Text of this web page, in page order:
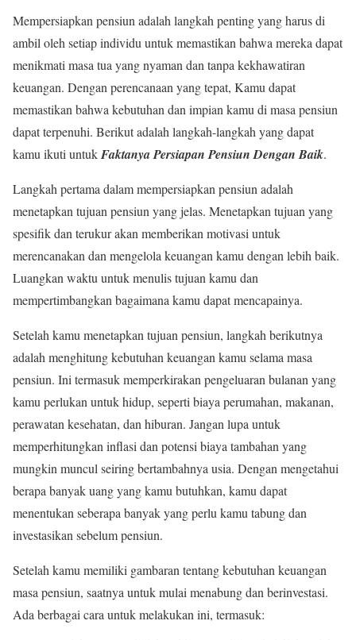
Mempersiapkan pensiun adalah langkah penting yang harus di
ambil oleh setiap individu untuk memastikan bahwa mereka dapat
menikmati masa tua yang nyaman dan tanpa kekhawatiran
keuangan. Dengan perencanaan yang tepat, Kamu dapat
memastikan bahwa kebutuhan dan impian kamu di masa pensiun
dapat terpenuhi. Berikut adalah langkah-langkah yang dapat
kamu ikuti untukFaktanya Persiapan Pensiun Dengan Baik.
Langkah pertama dalam mempersiapkan pensiun adalah
menetapkan tujuan pensiun yang jelas. Menetapkan tujuan yang
spesifik dan terukur akan memberikan motivasi untuk
merencanakan dan mengelola keuangan kamu dengan lebih baik.
Luangkan waktu untuk menulis tujuan kamu dan
mempertimbangkan bagaimana kamu dapat mencapainya.
Setelah kamu menetapkan tujuan pensiun, langkah berikutnya
adalah menghitung kebutuhan keuangan kamu selama masa
pensiun. Ini termasuk memperkirakan pengeluaran bulanan yang
kamu perlukan untuk hidup, seperti biaya perumahan, makanan,
perawatan kesehatan, dan hiburan. Jangan lupa untuk
memperhitungkan inflasi dan potensi biaya tambahan yang
mungkin muncul seiring bertambahnya usia. Dengan mengetahui
berapa banyak uang yang kamu butuhkan, kamu dapat
menentukan seberapa banyak yang perlu kamu tabung dan
investasikan sebelum pensiun.
Setelah kamu memiliki gambaran tentang kebutuhan keuangan
masa pensiun, saatnya untuk mulai menabung dan berinvestasi.
Ada berbagai cara untuk melakukan ini, termasuk: